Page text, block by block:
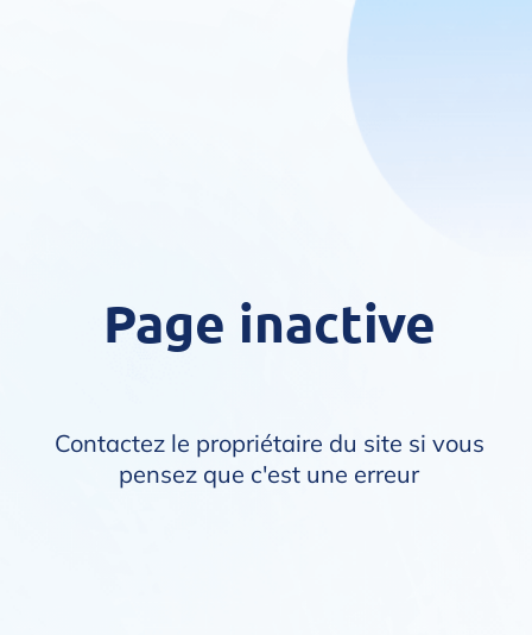
Page inactive
Contactez le propriétaire du site si vous
pensez que c'est une erreur